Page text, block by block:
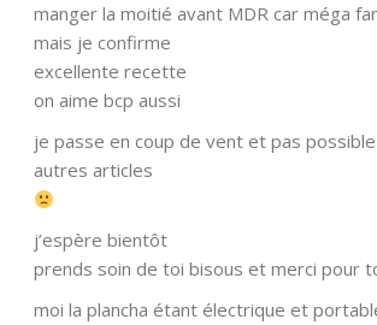
manger la moitié avant MDR car méga
mais je confirme
excellente recette
on aime bcp aussi
je passe en coup de vent et pas possible
autres articles
j’espère bientôt
prends soin de toi bisous et merci pour
moi la plancha étant électrique et